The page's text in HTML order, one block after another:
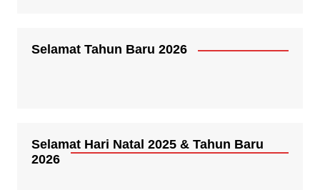
Selamat Tahun Baru 2026
Selamat Hari Natal 2025 & Tahun Baru
2026